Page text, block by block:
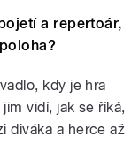
a repertoár,
kdy je hra
vidí, jak se říká,
diváka a herce až